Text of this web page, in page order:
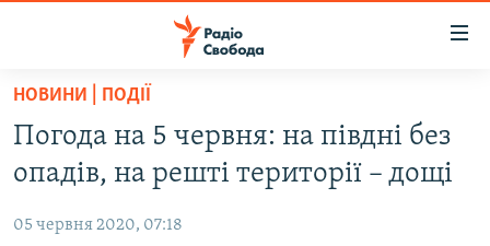
Перейти
основного
матеріалу
до
ВСЕ ЗА ДОБУ
ПОЛІТИКА
ВІЙНА
НОВИНИ | ПОДІЇ
Погода на 5 червня: на півдні без
опадів, на решті території – дощі
05 червня 2020, 07:18